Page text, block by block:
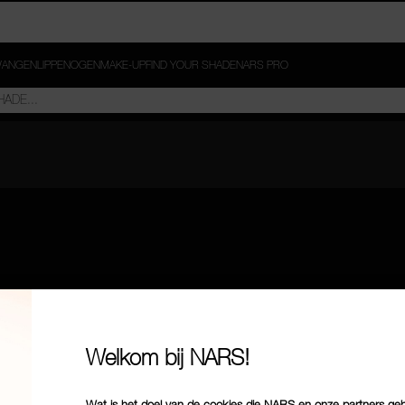
LIPPENOGENMAKE-UPFIND YOUR SHADENARS PRO
Welkom bij NARS!